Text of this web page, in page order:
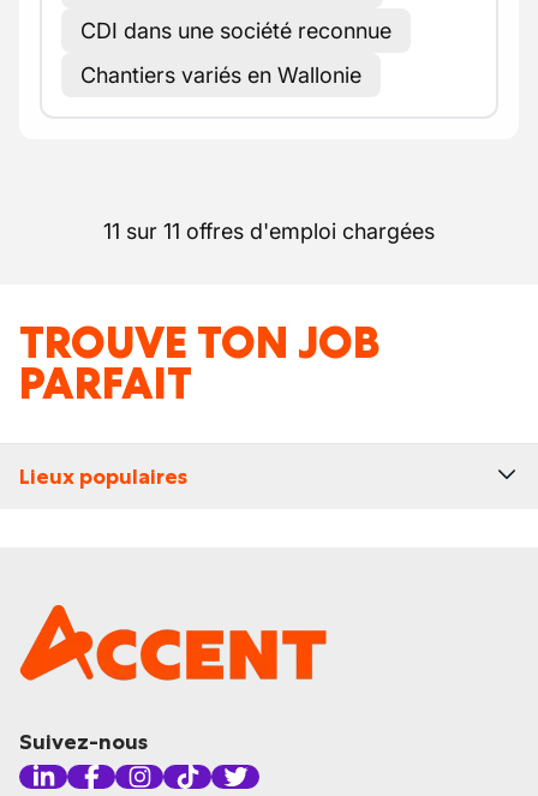
CDI dans une société reconnue
Chantiers variés en Wallonie
11 sur 11 offres d'emploi chargées
TROUVE TON JOB
PARFAIT
Lieux populaires
Suivez-nous